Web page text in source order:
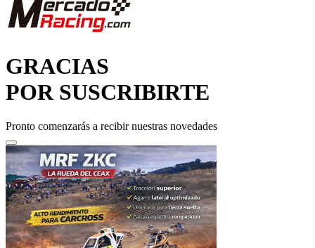
GRACIAS
POR SUSCRIBIRTE
Pronto comenzarás a recibir nuestras novedades